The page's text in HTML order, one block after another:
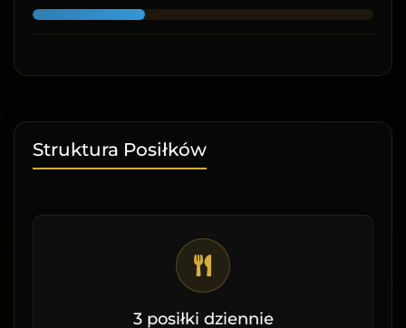
Struktura Posiłków
3 posiłki dziennie